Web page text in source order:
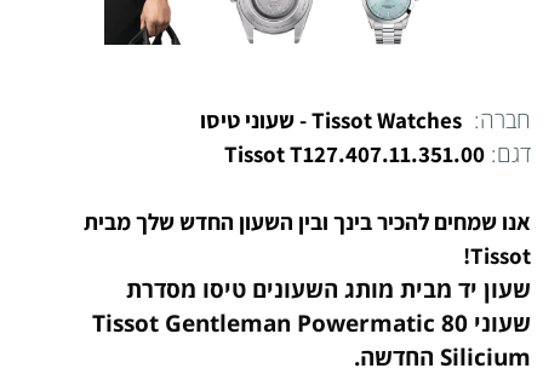
חברה: TissotWatches - שעוני טיסו
דגם: TissotT127.407.11.351.00
אנו שמחים להכיר בינך ובין השעון החדש שלךמבית
Tissot!
שעון יד מבית מותג השעונים טיסו מסדרת
שעוני Tissot Gentleman Powermatic 80
Silicium החדשה.